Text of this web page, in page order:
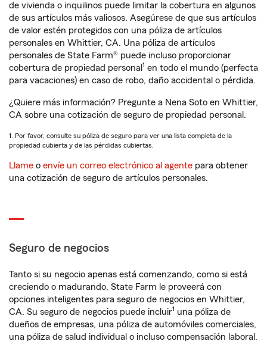
de vivienda o inquilinos puede limitar la cobertura en algunos
de sus artículos más valiosos. Asegúrese de que sus artículos
de valor estén protegidos con una póliza de artículos
personales en Whittier, CA. Una póliza de artículos
personales de State Farm® puede incluso proporcionar
cobertura de propiedad personal 1 en todo el mundo (perfecta
para vacaciones) en caso de robo, daño accidental o pérdida.
¿Quiere más información? Pregunte a Nena Soto en Whittier,
CA sobre una cotización de seguro de propiedad personal.
1. Por favor, consulte su póliza de seguro para ver una lista completa de la
propiedad cubierta y de las pérdidas cubiertas.
Llame o envíe un correo electrónico al agente para obtener
una cotización de seguro de artículos personales.
Seguro de negocios
Tanto si su negocio apenas está comenzando, como si está
creciendo o madurando, State Farm le proveerá con
opciones inteligentes para seguro de negocios en Whittier,
CA. Su seguro de negocios puede incluir1 una póliza de
dueños de empresas, una póliza de automóviles comerciales,
una póliza de salud individual o incluso compensación laboral.